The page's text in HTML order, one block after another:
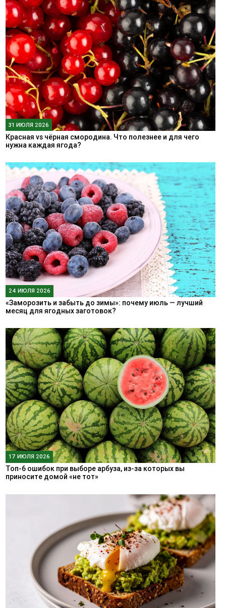
31 ИЮЛЯ 2026
Красная vs чёрная смородина. Что полезнее и для чего
нужна каждая ягода?
24 ИЮЛЯ 2026
«Заморозить и забыть до зимы»: почему июль — лучший
месяц для ягодных заготовок?
17 ИЮЛЯ 2026
Топ-6 ошибок при выборе арбуза, из-за которых вы
приносите домой «не тот»